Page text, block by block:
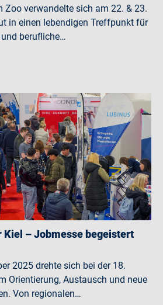
Zoo verwandelte sich am 22. & 23.
in einen lebendigen Treffpunkt für
berufliche…
Kiel – Jobmesse begeistert
2025 drehte sich bei der 18.
Orientierung, Austausch und neue
Von regionalen…